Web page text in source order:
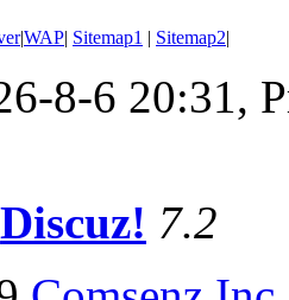
|WAP| Sitemap1 | Sitemap2|
8-6 20:31,
Discuz! 7.2